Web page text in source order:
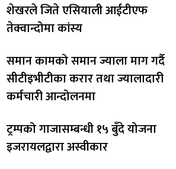
शेखरले जिते एसियाली आईटीएफ
तेक्वान्दोमा कांस्य
समान कामको समान ज्याला माग गर्दै
सीटीइभीटीका करार तथा ज्यालादारी
कर्मचारी आन्दोलनमा
ट्रम्पको गाजासम्बन्धी १५ बुँदे योजना
इजरायलद्वारा अस्वीकार